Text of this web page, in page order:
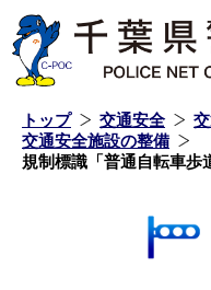
トップ 交通安全
交通安全施設の整備
規制標識「普通自転車歩